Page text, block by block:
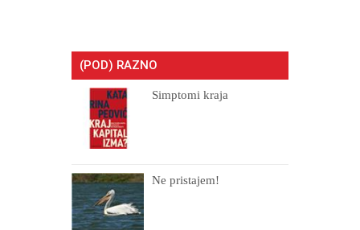
(POD) RAZNO
Simptomi kraja
Ne pristajem!